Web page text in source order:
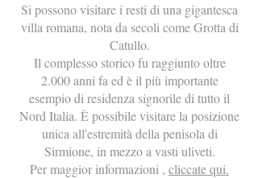
Si possono visitare i resti di una gigantesca
villa romana, nota da secoli come Grotta di
Catullo.
Il complesso storico fu raggiunto oltre
2.000 anni fa ed è il più importante
esempio di residenza signorile di tutto il
Nord Italia. È possibile visitare la posizione
unica all'estremità della penisola di
Sirmione, in mezzo a vasti uliveti.
Per maggior informazioni , cliccate qui.